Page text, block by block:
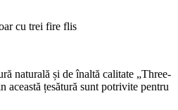
cu trei fire flis
naturală și de înaltă calitate „Three-
această țesătură sunt potrivite pentru